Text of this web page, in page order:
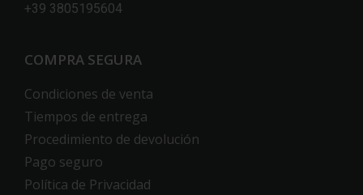
+39 3805195604
COMPRA SEGURA
Condiciones de venta
Tiempos de entrega
Procedimiento de devolución
Pago seguro
Política de Privacidad